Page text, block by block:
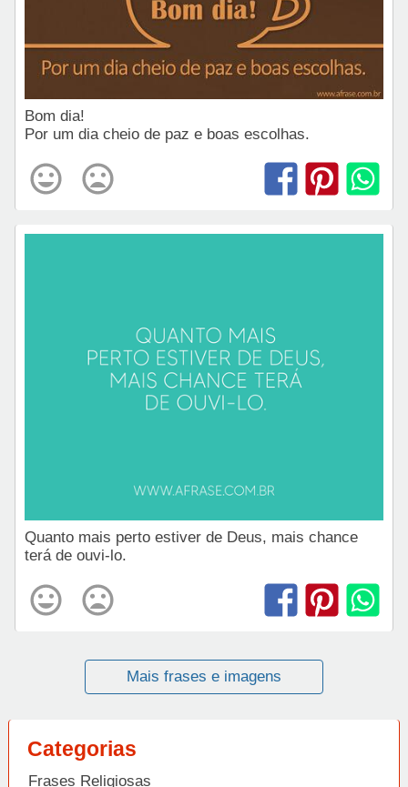
Bom dia!
Por um dia cheio de paz e boas escolhas.
Quanto mais perto estiver de Deus, mais chance
terá de ouvi-lo.
Mais frases e imagens
Categorias
Frases Religiosas